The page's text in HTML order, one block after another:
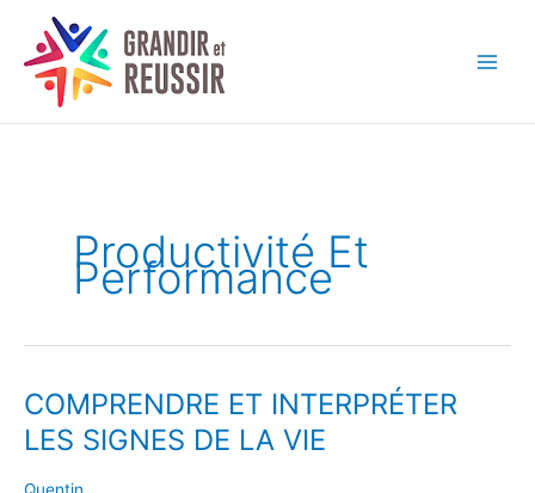
contenu
Productivité Et
Performance
COMPRENDRE ET INTERPRÉTER
LES SIGNES DE LA VIE
COMPRENDRE
ET
INTERPRÉTER